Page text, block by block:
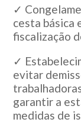
✓
cesta básica
fiscalização
✓
evitar
garantir a
medidas de